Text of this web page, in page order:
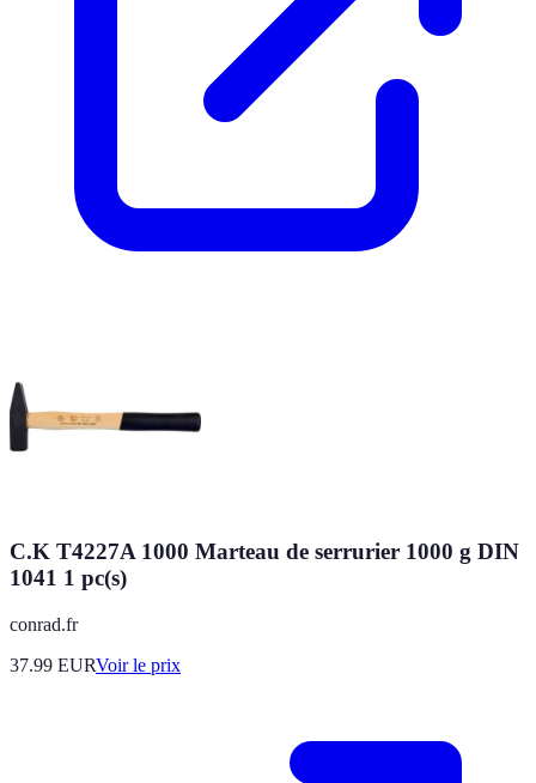
C.K T4227A 1000 Marteau de serrurier 1000 g DIN
1041 1 pc(s)
conrad.fr
37.99 EURVoir le prix